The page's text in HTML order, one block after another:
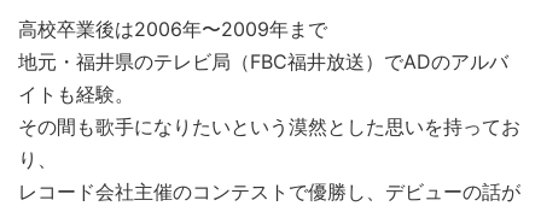
高校卒業後は2006年〜2009年まで
地元・福井県のテレビ局（FBC福井放送）でADのアルバ
イトも経験。
その間も歌手になりたいという漠然とした思いを持ってお
り、
レコード会社主催のコンテストで優勝し、デビューの話が